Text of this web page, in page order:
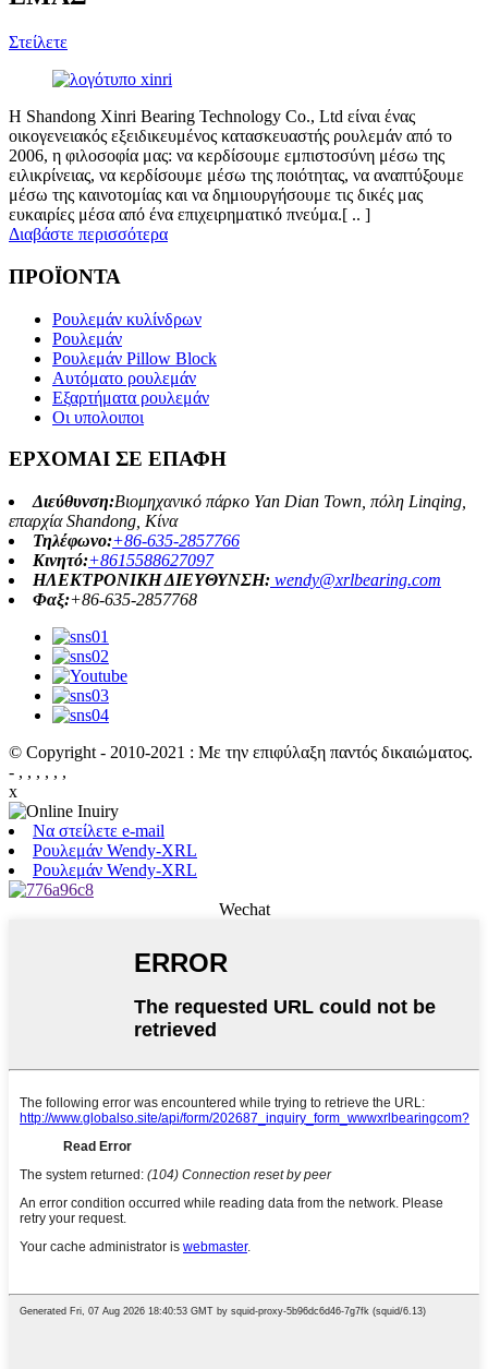
Στείλετε
Η Shandong Xinri Bearing Technology Co., Ltd είναι ένας
οικογενειακός εξειδικευμένος κατασκευαστής ρουλεμάν από το
2006, η φιλοσοφία μας: να κερδίσουμε εμπιστοσύνη μέσω της
ειλικρίνειας, να κερδίσουμε μέσω της ποιότητας, να αναπτύξουμε
μέσω της καινοτομίας και να δημιουργήσουμε τις δικές μας
ευκαιρίες μέσα από ένα επιχειρηματικό πνεύμα.[ .. ]
Διαβάστε περισσότερα
ΠΡΟΪΟΝΤΑ
Ρουλεμάν κυλίνδρων
Ρουλεμάν
Ρουλεμάν Pillow Block
Αυτόματο ρουλεμάν
Εξαρτήματα ρουλεμάν
Οι υπολοιποι
ΕΡΧΟΜΑΙ ΣΕ ΕΠΑΦΗ
Διεύθυνση:Βιομηχανικό πάρκο Yan Dian Town, πόλη Linqing,
επαρχία Shandong, Κίνα
Τηλέφωνο:+86-635-2857766
Κινητό:+8615588627097
ΗΛΕΚΤΡΟΝΙΚΗ ΔΙΕΥΘΥΝΣΗ: wendy@xrlbearing.com
Φαξ:+86-635-2857768
© Copyright - 2010-2021 : Με την επιφύλαξη παντός δικαιώματος.
- , , , , , ,
x
Να στείλετε e-mail
Ρουλεμάν Wendy-XRL
Ρουλεμάν Wendy-XRL
Wechat